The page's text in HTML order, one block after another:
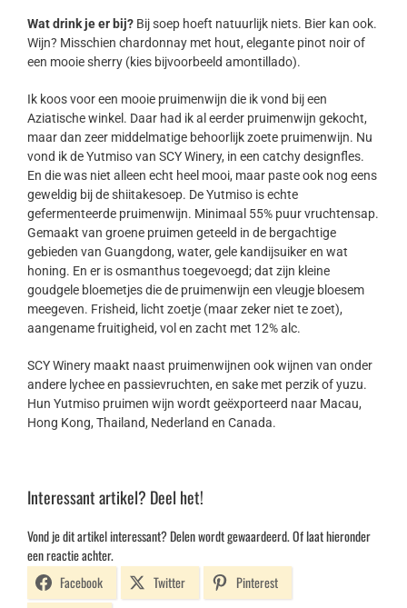
Wat drink je er bij?Bij soep hoeft natuurlijk niets. Bier kan ook.
Wijn? Misschien chardonnay met hout, elegante pinot noir of
een mooie sherry (kies bijvoorbeeld amontillado).
Ik koos voor een mooie pruimenwijn die ik vond bij een
Aziatische winkel. Daar had ik al eerder pruimenwijn gekocht,
maar dan zeer middelmatige behoorlijk zoete pruimenwijn. Nu
vond ik de Yutmiso van SCY Winery, in een catchy designfles.
En die was niet alleen echt heel mooi, maar paste ook nog eens
geweldig bij de shiitakesoep. De Yutmiso is echte
gefermenteerde pruimenwijn. Minimaal 55% puur vruchtensap.
Gemaakt van groene pruimen geteeld in de bergachtige
gebieden van Guangdong, water, gele kandijsuiker en wat
honing. En er is osmanthus toegevoegd; dat zijn kleine
goudgele bloemetjes die de pruimenwijn een vleugje bloesem
meegeven. Frisheid, licht zoetje (maar zeker niet te zoet),
aangename fruitigheid, vol en zacht met 12% alc.
SCY Winery maakt naast pruimenwijnen ook wijnen van onder
andere lychee en passievruchten, en sake met perzik of yuzu.
Hun Yutmiso pruimen wijn wordt geëxporteerd naar Macau,
Hong Kong, Thailand, Nederland en Canada.
Interessant artikel? Deel het!
Vond je dit artikel interessant? Delen wordt gewaardeerd. Of laat hieronder
een reactie achter.
Facebook
Twitter
Pinterest